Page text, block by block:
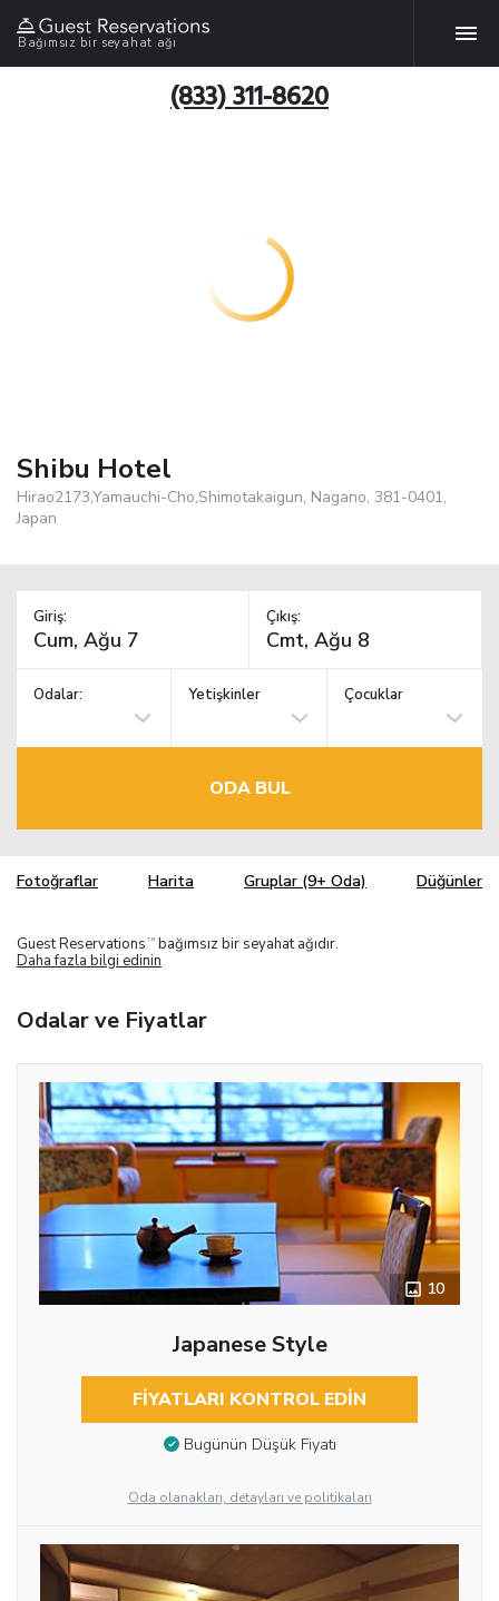
Bağımsız bir seyahat ağı
(833) 311-8620
Shibu Hotel
Hirao2173,Yamauchi-Cho,Shimotakaigun, Nagano, 381-0401,
Japan
Giriş: Çıkış:
Odalar: Yetişkinler Çocuklar
ODA BUL
Fotoğraflar Harita Gruplar (9+ Oda) Düğünler
Guest Reservations TM bağımsız bir seyahat ağıdır.
Daha fazla bilgi edinin
Odalar ve Fiyatlar
10
Japanese Style
FIYATLARI KONTROL EDIN
Bugünün Düşük Fiyatı
Oda olanakları, detayları ve politikaları